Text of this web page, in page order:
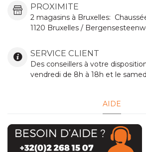
PROXIMITE
2 magasins à Bruxelles:
1120 Bruxelles /
SERVICE CLIENT
Des conseillers à votre
vendredi de 8h à 18h et le
AIDE